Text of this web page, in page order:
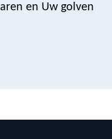
en Uw golven